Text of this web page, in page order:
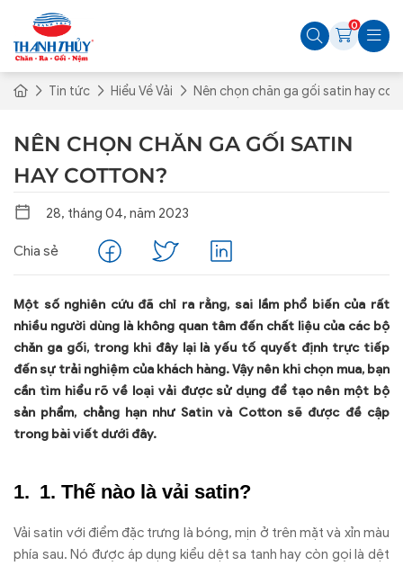
0
Tin tức Hiểu Về Vải Nên chọn chăn ga gối satin hay
NÊN CHỌN CHĂN GA GỐI SATIN
HAY COTTON?
28, tháng 04, năm 2023
Chia sẻ
Một số nghiên cứu đã chỉ ra rằng, sai lầm phổ biến của rất
nhiều người dùng là không quan tâm đến chất liệu của các bộ
chăn ga gối, trong khi đây lại là yếu tố quyết định trực tiếp
đến sự trải nghiệm của khách hàng. Vậy nên khi chọn mua, bạn
cần tìm hiểu rõ về loại vải được sử dụng để tạo nên một bộ
sản phẩm, chẳng hạn như Satin và Cotton sẽ được đề cập
trong bài viết dưới đây.
1. Thế nào là vải satin?
Vải satin với điểm đặc trưng là bóng, mịn ở trên mặt và xỉn màu
phía sau. Nó được áp dụng kiểu dệt sa tanh hay còn gọi là dệt